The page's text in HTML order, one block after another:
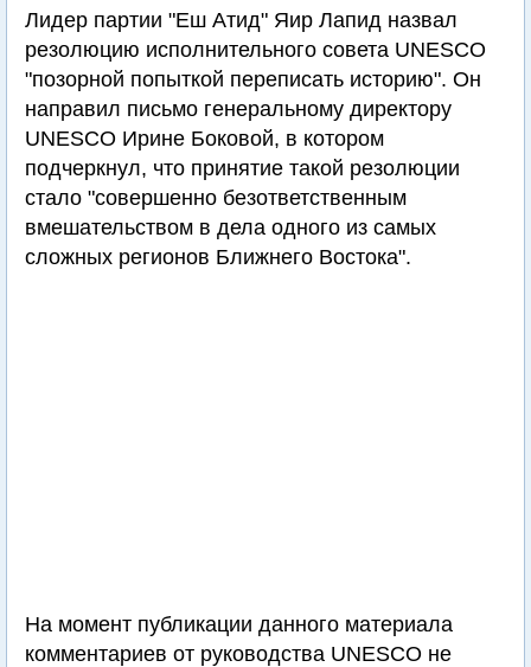
Лидер партии "Еш Атид" Яир Лапид назвал
резолюцию исполнительного совета UNESCO
"позорной попыткой переписать историю". Он
направил письмо генеральному директору
UNESCO Ирине Боковой, в котором
подчеркнул, что принятие такой резолюции
стало "совершенно безответственным
вмешательством в дела одного из самых
сложных регионов Ближнего Востока".
На момент публикации данного материала
комментариев от руководства UNESCO не